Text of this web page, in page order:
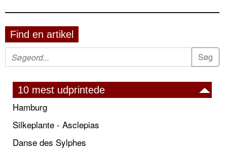
Find en artikel
10 mest udprintede
Hamburg
Silkeplante - Asclepias
Danse des Sylphes